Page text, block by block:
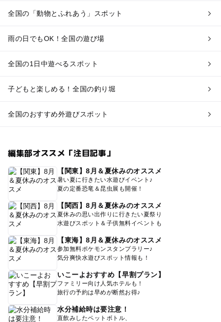
全国の「動物とふれあう」スポット
雨の日でもOK！全国の遊び場
全国の1日中遊べるスポット
子どもと楽しめる！全国の釣り堀
全国のおすすめ外遊びスポット
編集部オススメ「注目記事」
【関東】8月＆夏休みのオススメ
暑い夏に行きたい水遊びイベント♪
夏の定番恐竜＆昆虫展も開催！
【関西】8月＆夏休みのオススメ
夏休みの思い出作りに行きたい夏祭り
水遊びスポット＆子供無料イベントも
【東海】8月＆夏休みのオススメ
参加無料ポケモンスタンプラリー♪
気分爽快水遊びスポット情報も！
いこーよおすすめ【早割プラン】
ファミリー向け人気ホテルも！
旅行の予約は早めが断然お得♪
水分補給時は要注意！
直飲みしたペットボトル、